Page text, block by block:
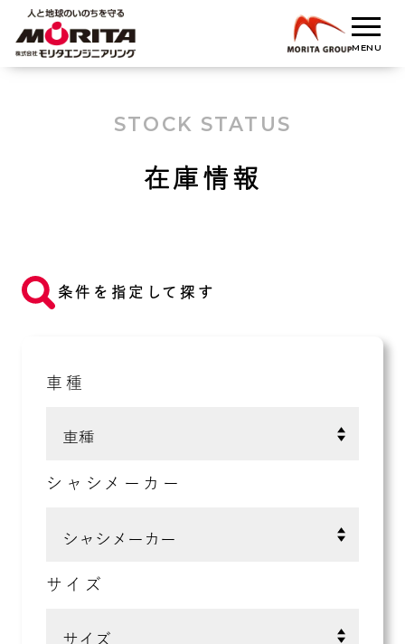
STOCK STATUS
在庫情報
条件を指定して探す
車種
シャシメーカー
サイズ